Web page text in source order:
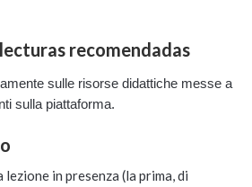
recomendadas
sulle risorse didattiche messe a
sulla piattaforma.
in presenza (la prima, di